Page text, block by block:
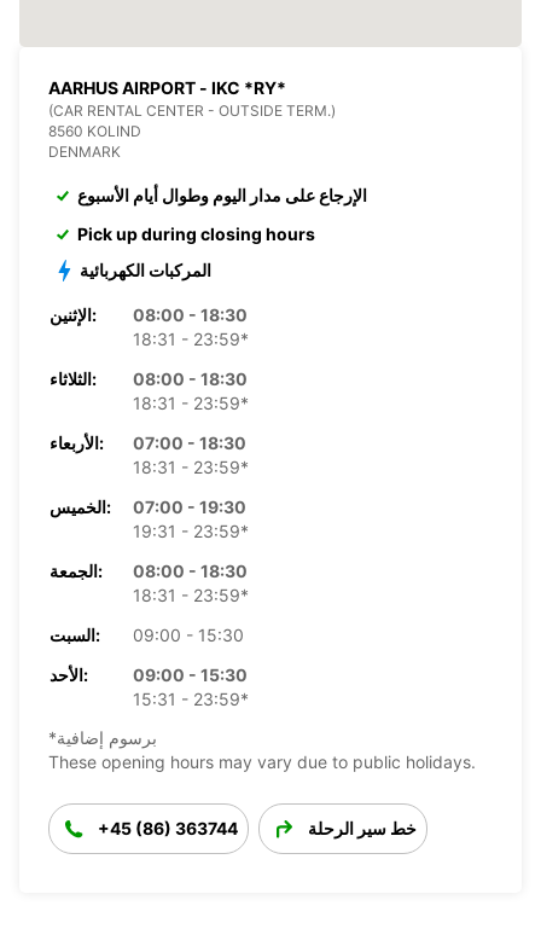
AARHUS AIRPORT - IKC *RY*
(CAR RENTAL CENTER - OUTSIDE TERM.)
8560 KOLIND
DENMARK
الإرجاع على مدار اليوم وطوال أيام الأسبوع
Pick up during closing hours
المركبات الكهربائية
الإثنين:
08:00 - 18:30
18:31 - 23:59*
الثلاثاء:
08:00 - 18:30
18:31 - 23:59*
الأربعاء:
07:00 - 18:30
18:31 - 23:59*
الخميس:
07:00 - 19:30
19:31 - 23:59*
الجمعة:
08:00 - 18:30
18:31 - 23:59*
السبت:
09:00 - 15:30
الأحد:
09:00 - 15:30
15:31 - 23:59*
*برسوم إضافية
These opening hours may vary due to public holidays.
+45 (86) 363744 خط سير الرحلة